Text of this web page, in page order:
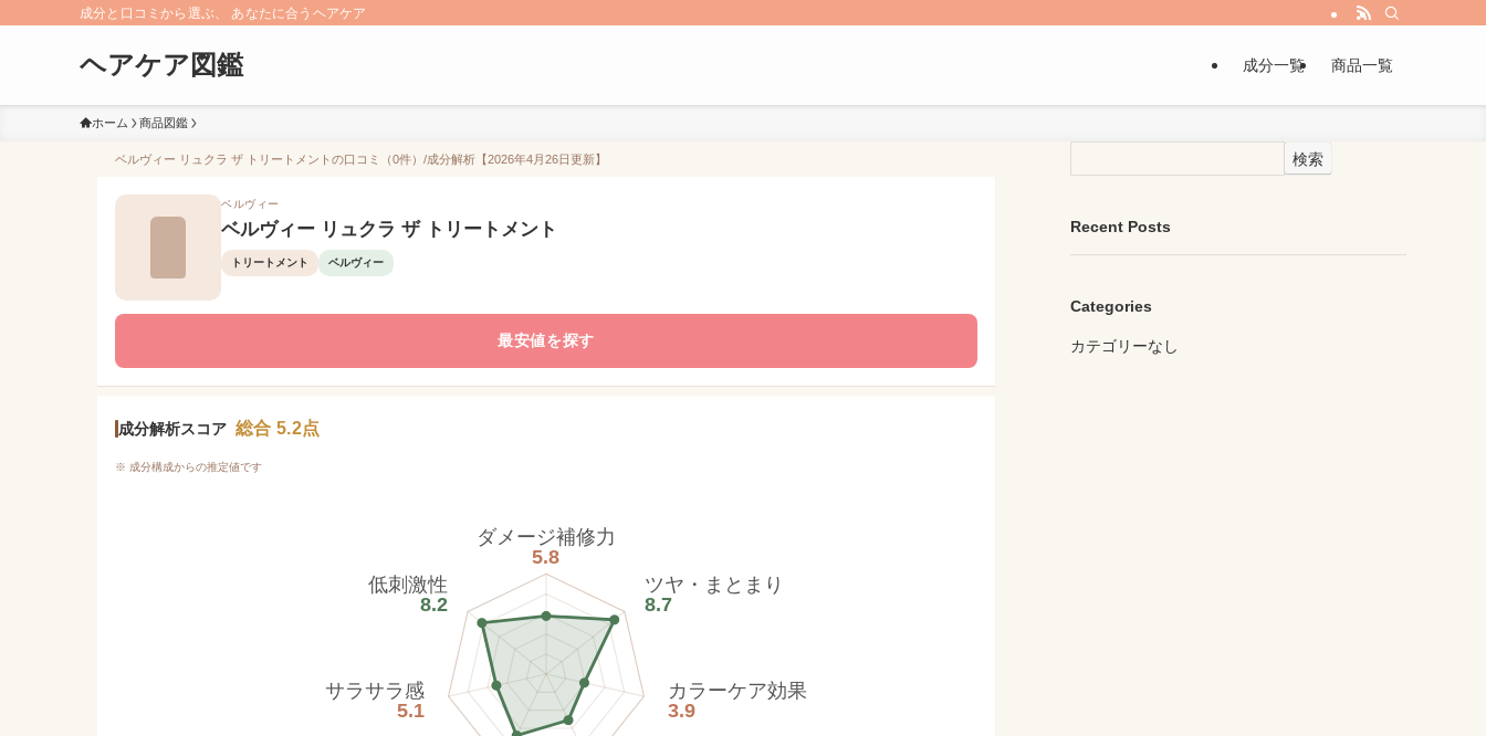
成分と口コミから選ぶ、 あなたに合うヘアケア
ヘアケア図鑑 成分一覧 商品一覧
ホーム 商品図鑑
ベルヴィー リュクラ ザ トリートメントの口コミ（0件）/成分解析【2026年4月26日更新】
ベルヴィー
ベルヴィー リュクラ ザ トリートメント
トリートメント ベルヴィー
最安値を探す
成分解析スコア 総合 5.2点
※ 成分構成からの推定値です
ダメージ補修力
5.8
ツヤ・まとまり
8.7
カラーケア効果
3.9
サラサラ感
5.1
低刺激性
8.2
検索
Recent Posts
Categories
カテゴリーなし